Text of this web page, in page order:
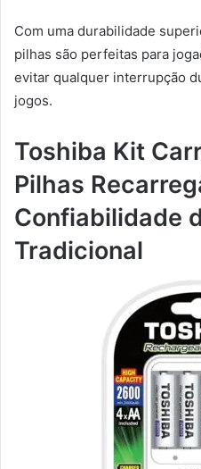
Com uma durabilidade
pilhas são perfeitas para
evitar qualquer interrupção
jogos.
Toshiba Kit
Pilhas
Confiabilidade
Tradicional